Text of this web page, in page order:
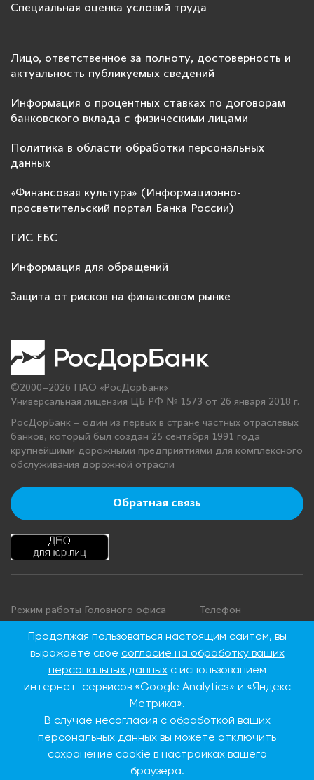
Специальная оценка условий труда
Лицо, ответственное за полноту, достоверность и
актуальность публикуемых сведений
Информация о процентных ставках по договорам
банковского вклада с физическими лицами
Политика в области обработки персональных
данных
«Финансовая культура» (Информационно-
просветительский портал Банка России)
ГИС ЕБС
Информация для обращений
Защита от рисков на финансовом рынке
©2000–2026 ПАО «РосДорБанк»
Универсальная лицензия ЦБ РФ № 1573 от 26 января 2018 г.
РосДорБанк – один из первых в стране частных отраслевых
банков, который был создан 25 сентября 1991 года
крупнейшими дорожными предприятиями для комплексного
обслуживания дорожной отрасли
Обратная связь
Режим работы Головного офиса
Понедельник - четверг: с 9:00 до
18:00
Суббота, воскресенье: выходные
Телефон
+7 495 276 00 22
8 800 100 00 22
России)
115093, г. Москва, ул.
Продолжая пользоваться настоящим сайтом, вы
выражаете своё согласие на обработку ваших
персональных данныхс использованием
интернет-сервисов «Google Analytics» и «Яндекс
Метрика».
В случае несогласия с обработкой ваших
персональных данных вы можете отключить
сохранение cookie в настройках вашего
браузера.